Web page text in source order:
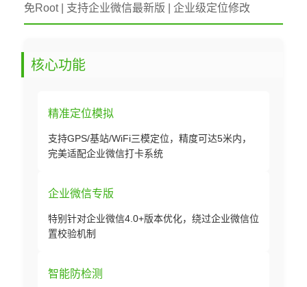
虚拟位置
免Root | 支持企业微信最新版 | 企业级定位修改
核心功能
精准定位模拟
支持GPS/基站/WiFi三模定位，精度可达5米内，
完美适配企业微信打卡系统
企业微信专版
特别针对企业微信4.0+版本优化，绕过企业微信位
置校验机制
智能防检测